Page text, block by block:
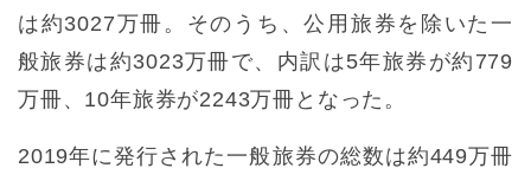
は約3027万冊。そのうち、公用旅券を除いた一
般旅券は約3023万冊で、内訳は5年旅券が約779
万冊、10年旅券が2243万冊となった。
2019年に発行された一般旅券の総数は約449万冊